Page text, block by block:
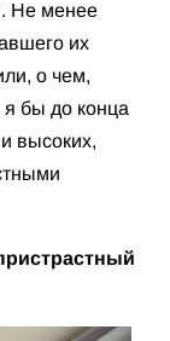
Не менее
их
о чем,
я бы до конца
высоких,